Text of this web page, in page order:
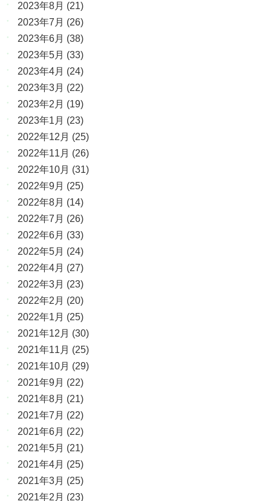
2023年8月 (21)
2023年7月 (26)
2023年6月 (38)
2023年5月 (33)
2023年4月 (24)
2023年3月 (22)
2023年2月 (19)
2023年1月 (23)
2022年12月 (25)
2022年11月 (26)
2022年10月 (31)
2022年9月 (25)
2022年8月 (14)
2022年7月 (26)
2022年6月 (33)
2022年5月 (24)
2022年4月 (27)
2022年3月 (23)
2022年2月 (20)
2022年1月 (25)
2021年12月 (30)
2021年11月 (25)
2021年10月 (29)
2021年9月 (22)
2021年8月 (21)
2021年7月 (22)
2021年6月 (22)
2021年5月 (21)
2021年4月 (25)
2021年3月 (25)
2021年2月 (23)